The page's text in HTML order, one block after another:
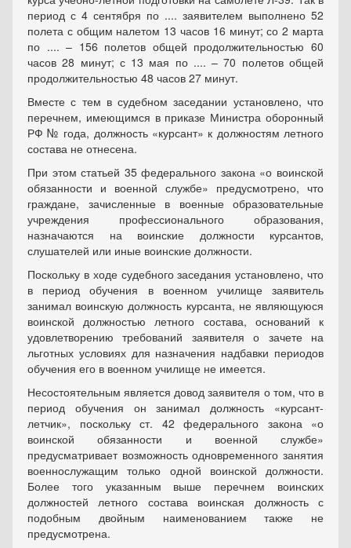
период с 4 сентября по .... заявителем выполнено 52
полета с общим налетом 13 часов 16 минут; со 2 марта
по .... – 156 полетов общей продолжительностью 60
часов 28 минут; с 13 мая по .... – 70 полетов общей
продолжительностью 48 часов 27 минут.
Вместе с тем в судебном заседании установлено, что
перечнем, имеющимся в приказе Министра оборонный
РФ № года, должность «курсант» к должностям летного
состава не отнесена.
При этом статьей 35 федерального закона «о воинской
обязанности и военной службе» предусмотрено, что
граждане, зачисленные в военные образовательные
учреждения профессионального образования,
назначаются на воинские должности курсантов,
слушателей или иные воинские должности.
Поскольку в ходе судебного заседания установлено, что
в период обучения в военном училище заявитель
занимал воинскую должность курсанта, не являющуюся
воинской должностью летного состава, оснований к
удовлетворению требований заявителя о зачете на
льготных условиях для назначения надбавки периодов
обучения его в военном училище не имеется.
Несостоятельным является довод заявителя о том, что в
период обучения он занимал должность «курсант-
летчик», поскольку ст. 42 федерального закона «о
воинской обязанности и военной службе»
предусматривает возможность одновременного занятия
военнослужащим только одной воинской должности.
Более того указанным выше перечнем воинских
должностей летного состава воинская должность с
подобным двойным наименованием также не
предусмотрена.